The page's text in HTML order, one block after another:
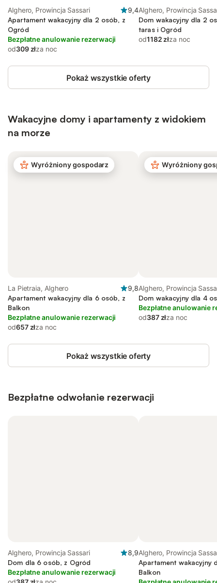
Alghero, Prowincja Sassari
9,4
Apartament wakacyjny dla 2 osób, z
Ogród
Bezpłatne anulowanie rezerwacji
od309 złza noc
Alghero, Prowincja
Dom wakacyjny dla 2
taras i Ogród
od1182 złza noc
Pokaż wszystkie oferty
Wakacyjne domy i apartamenty z widokiem
na morze
Wyróżniony gospodarz
La Pietraia, Alghero
9,8
Apartament wakacyjny dla 6 osób, z
Balkon
Bezpłatne anulowanie rezerwacji
od657 złza noc
Wyróżniony
Alghero, Prowincja
Dom wakacyjny dla 4
Bezpłatne anulowanie
od387 złza noc
Pokaż wszystkie oferty
Bezpłatne odwołanie rezerwacji
Alghero, Prowincja Sassari
8,9
Dom dla 6 osób, z Ogród
Bezpłatne anulowanie rezerwacji
Alghero, Prowincja
Apartament wakacyjny
Balkon